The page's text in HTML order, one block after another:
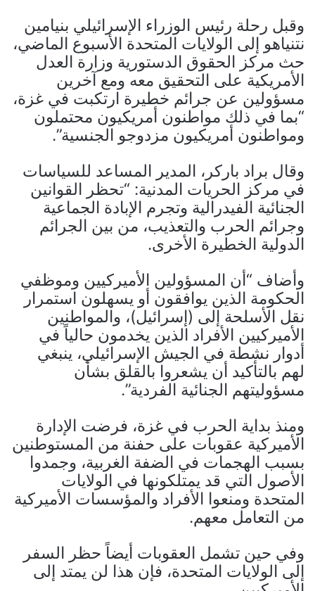
وقبل رحلة رئيس الوزراء الإسرائيلي بنيامين
نتنياهو إلى الولايات المتحدة الأسبوع الماضي،
حث مركز الحقوق الدستورية وزارة العدل
الأمريكية على التحقيق معه ومع آخرين
مسؤولين عن جرائم خطيرة ارتكبت في غزة،
“بما في ذلك مواطنون أمريكيون محتملون
ومواطنون أمريكيون مزدوجو الجنسية”.
وقال براد باركر، المدير المساعد للسياسات
في مركز الحريات المدنية: “تحظر القوانين
الجنائية الفيدرالية وتجرم الإبادة الجماعية
وجرائم الحرب والتعذيب، من بين الجرائم
الدولية الخطيرة الأخرى.
وأضاف “أن المسؤولين الأميركيين وموظفي
الحكومة الذين يوافقون أو يسهلون استمرار
نقل الأسلحة إلى (إسرائيل)، والمواطنين
الأميركيين الأفراد الذين يخدمون حالياً في
أدوار نشطة في الجيش الإسرائيلي، ينبغي
لهم بالتأكيد أن يشعروا بالقلق بشأن
مسؤوليتهم الجنائية الفردية”.
ومنذ بداية الحرب في غزة، فرضت الإدارة
الأميركية عقوبات على حفنة من المستوطنين
بسبب الهجمات في الضفة الغربية، وجمدوا
الأصول التي قد يمتلكونها في الولايات
المتحدة ومنعوا الأفراد والمؤسسات الأميركية
من التعامل معهم.
وفي حين تشمل العقوبات أيضاً حظر السفر
إلى الولايات المتحدة، فإن هذا لن يمتد إلى